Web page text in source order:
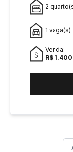
2
1 vaga(s)
Venda:
R$